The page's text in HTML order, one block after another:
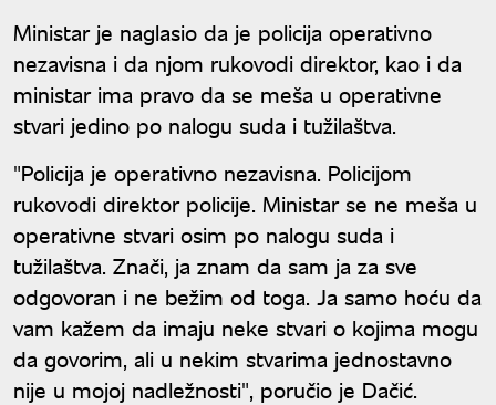
Ministar je naglasio da je policija operativno
nezavisna i da njom rukovodi direktor, kao i da
ministar ima pravo da se meša u operativne
stvari jedino po nalogu suda i tužilaštva.
"Policija je operativno nezavisna. Policijom
rukovodi direktor policije. Ministar se ne meša u
operativne stvari osim po nalogu suda i
tužilaštva. Znači, ja znam da sam ja za sve
odgovoran i ne bežim od toga. Ja samo hoću da
vam kažem da imaju neke stvari o kojima mogu
da govorim, ali u nekim stvarima jednostavno
nije u mojoj nadležnosti", poručio je Dačić.